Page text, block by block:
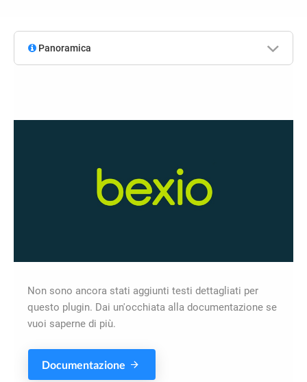
Panoramica
Non sono ancora stati aggiunti testi dettagliati per
questo plugin. Dai un'occhiata alla documentazione se
vuoi saperne di più.
Documentazione